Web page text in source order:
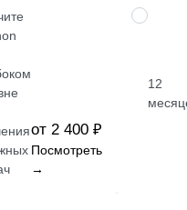
от 2 400 ₽
Посмотреть
→
12